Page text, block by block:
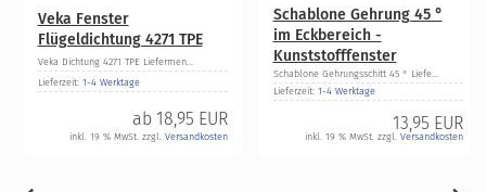
Veka Fenster
Flügeldichtung 4271 TPE
Veka Dichtung 4271 TPE Liefermen...
Lieferzeit: 1-4 Werktage
ab 18,95 EUR
inkl. 19 % MwSt. zzgl. Versandkosten
Schablone Gehrung 45 °
im Eckbereich -
Kunststofffenster
Schablone Gehrungsschitt 45 ° Liefe...
Lieferzeit: 1-4 Werktage
13,95 EUR
inkl. 19 % MwSt. zzgl. Versandkosten